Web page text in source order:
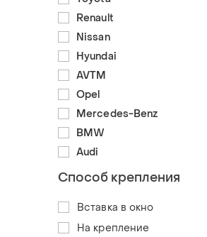
Renault
Nissan
Hyundai
AVTM
Opel
Mercedes-Benz
BMW
Audi
Способ крепления
Вставка в окно
На крепление